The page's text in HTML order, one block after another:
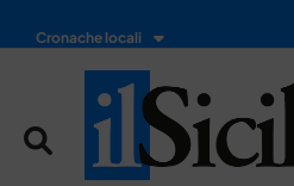
Cronache locali